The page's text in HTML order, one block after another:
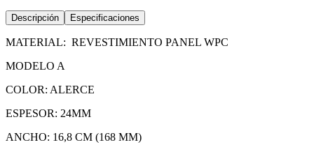
Descripción Especificaciones
MATERIAL: REVESTIMIENTO PANEL WPC
MODELO A
COLOR: ALERCE
ESPESOR: 24MM
ANCHO: 16,8 CM (168 MM)